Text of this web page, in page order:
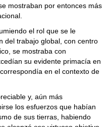
mostraban por entonces más
el rol que se le
del trabajo global, con centro
se mostraba con
su evidente primacía en
en el contexto de
y, aún más
los esfuerzos que habían
de sus tierras, habiendo